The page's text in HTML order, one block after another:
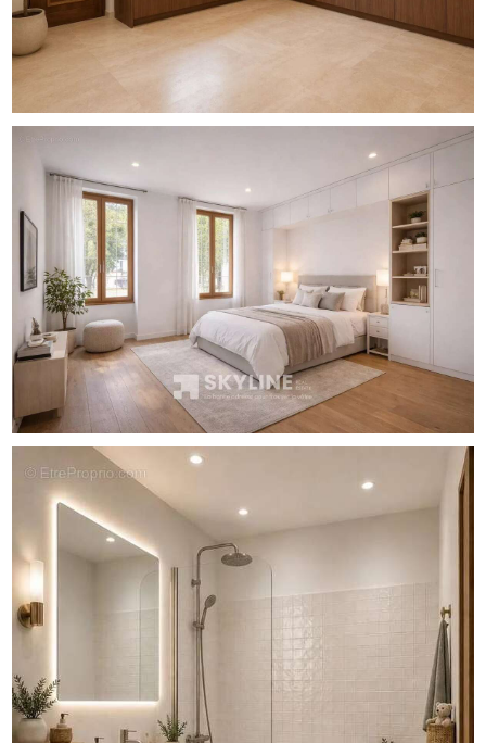
indépendante en immobilier (sans détention de fonds),
agent commercial de la SAS SKYLINE REAL ESTATE
immatriculé au RSAC du Greffe du Tribunal de Commerce
carte de démarchage immobilier pour le compte de la